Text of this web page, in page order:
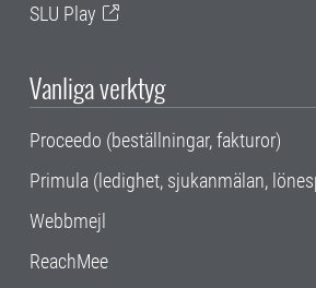
SLU Play
Vanliga verktyg
Proceedo (beställningar, fakturor)
Primula (ledighet, sjukanmälan,
Webbmejl
ReachMee